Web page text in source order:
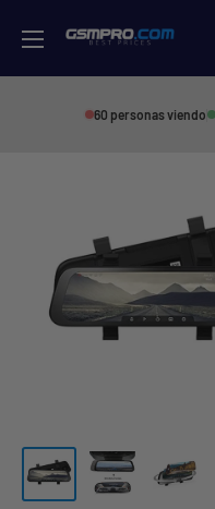
content
GSMPRO.CL
60 personas viendo